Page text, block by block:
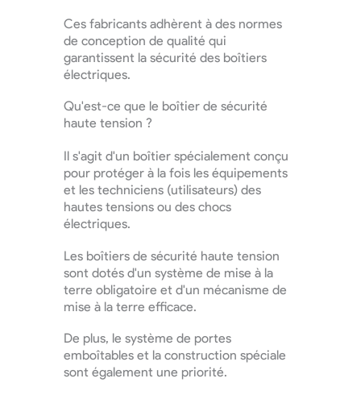
Ces fabricants adhèrent à des normes
de conception de qualité qui
garantissent la sécurité des boîtiers
électriques.
Qu'est-ce que le boîtier de sécurité
haute tension ?
Il s'agit d'un boîtier spécialement conçu
pour protéger à la fois les équipements
et les techniciens (utilisateurs) des
hautes tensions ou des chocs
électriques.
Les boîtiers de sécurité haute tension
sont dotés d'un système de mise à la
terre obligatoire et d'un mécanisme de
mise à la terre efficace.
De plus, le système de portes
emboîtables et la construction spéciale
sont également une priorité.